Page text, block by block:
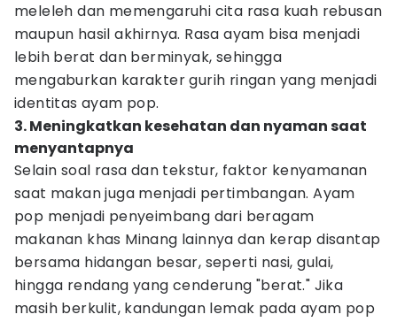
meleleh dan memengaruhi cita rasa kuah rebusan
maupun hasil akhirnya. Rasa ayam bisa menjadi
lebih berat dan berminyak, sehingga
mengaburkan karakter gurih ringan yang menjadi
identitas ayam pop.
3. Meningkatkan kesehatan dan nyaman saat
menyantapnya
Selain soal rasa dan tekstur, faktor kenyamanan
saat makan juga menjadi pertimbangan. Ayam
pop menjadi penyeimbang dari beragam
makanan khas Minang lainnya dan kerap disantap
bersama hidangan besar, seperti nasi, gulai,
hingga rendang yang cenderung "berat." Jika
masih berkulit, kandungan lemak pada ayam pop